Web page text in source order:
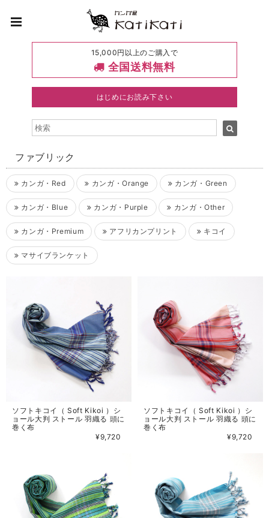
15,000円以上のご購入で
全国送料無料
はじめにお読み下さい
ファブリック
カンガ・Red カンガ・Orange カンガ・Green
カンガ・Blue カンガ・Purple カンガ・Other
カンガ・Premium アフリカンプリント キコイ
マサイブランケット
ソフトキコイ（ Soft Kikoi ）シ
ョール大判 ストール 羽織る 頭に
巻く布
¥9,720
ソフトキコイ（ Soft Kikoi ）シ
ョール大判 ストール 羽織る 頭に
巻く布
¥9,720